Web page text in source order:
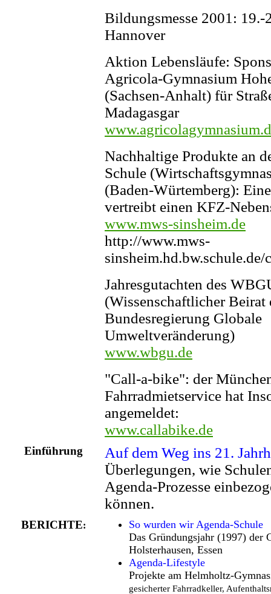
Bildungsmesse 2001: 19.-
Hannover
Aktion Lebensläufe:
Agricola-Gymnasium
(Sachsen-Anhalt) für
Madagasgar
Nachhaltige Produkte an
Schule
(Baden-Würtemberg):
vertreibt einen KFZ-
www.mws-sinsheim.de
http://www.mws-
sinsheim.hd.bw.schule.de/
Jahresgutachten des
(Wissenschaftlicher Beirat
Bundesregierung Globale
Umweltveränderung)
www.wbgu.de
"Call-a-bike": der
Fahrradmietservice hat
angemeldet:
www.callabike.de
Einführung
Auf dem Weg ins 21.
Überlegungen, wie
Agenda-Prozesse
können.
BERICHTE:
So wurden wir Agenda-Schule
Das Gründungsjahr (1997) der
Holsterhausen, Essen
Agenda-Lifestyle
Projekte am Helmholtz-
gesicherter Fahrradkeller,